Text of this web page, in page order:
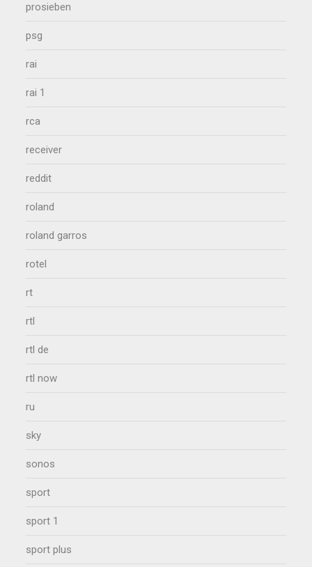
prosieben
psg
rai
rai 1
rca
receiver
reddit
roland
roland garros
rotel
rt
rtl
rtl de
rtl now
ru
sky
sonos
sport
sport 1
sport plus